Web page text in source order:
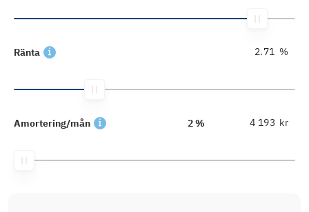
Ränta %
Amortering/mån 2 % kr